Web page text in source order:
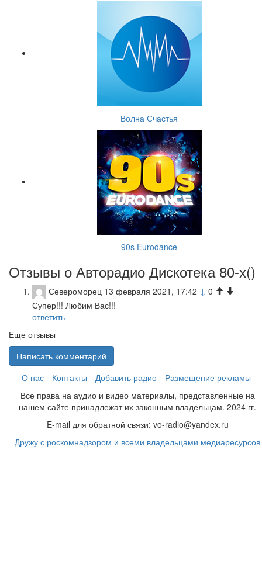
Волна Счастья
90s Eurodance
Отзывы о Авторадио Дискотека 80-х()
Североморец 13 февраля 2021, 17:42 ↓ 0
Супер!!! Любим Вас!!!
ответить
Еще отзывы
Написать комментарий
О нас
Контакты Добавить радио
Размещение рекламы
Все права на аудио и видео материалы, представленные на
нашем сайте принадлежат их законным владельцам. 2024 гг.
E-mail для обратной связи: vo-radio@yandex.ru
Дружу с роскомнадзором и всеми владельцами медиаресурсов